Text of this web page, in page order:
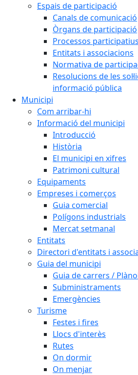
Espais de participació
Canals de comunicació
Òrgans de participació
Processos participatius
Entitats i associacions
Normativa de
Resolucions de les
informació pública
Municipi
Com arribar-hi
Informació del municipi
Introducció
Història
El municipi en xifres
Patrimoni cultural
Equipaments
Empreses i comerços
Guia comercial
Polígons industrials
Mercat setmanal
Entitats
Directori d'entitats i
Guia del municipi
Guia de carrers /
Subministraments
Emergències
Turisme
Festes i fires
Llocs d'interès
Rutes
On dormir
On menjar